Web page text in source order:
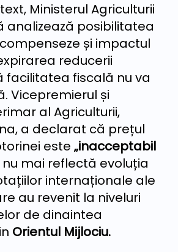
Ministerul Agriculturii
analizează posibilitatea
și impactul
reducerii
facilitatea fiscală nu va
Vicepremierul și
al Agriculturii,
a declarat că prețul
este „inacceptabil
nu mai reflectă evoluția
internaționale ale
au revenit la niveluri
de dinaintea
Orientul Mijlociu.